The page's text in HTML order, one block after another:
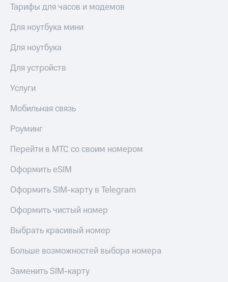
Тарифы для часов и модемов
Для ноутбука мини
Для ноутбука
Для устройств
Услуги
Мобильная связь
Роуминг
Перейти в МТС со своим номером
Оформить eSIM
Оформить SIM-карту в Telegram
Оформить чистый номер
Выбрать красивый номер
Больше возможностей выбора номера
Заменить SIM-карту